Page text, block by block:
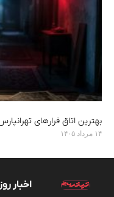
بهترین اتاق فرارهای
۱۴ مرداد ۱۴۰۵
اخبار روز